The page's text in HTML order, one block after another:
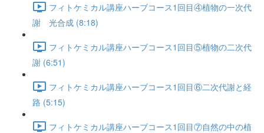
フィトケミカル講座ハーブコース1回目④植物の一次代
謝 光合成 (8:18)
フィトケミカル講座ハーブコース1回目⑤植物の二次代
謝 (6:51)
フィトケミカル講座ハーブコース1回目⑥二次代謝と経
路 (5:15)
フィトケミカル講座ハーブコース1回目⑦自然の中の植